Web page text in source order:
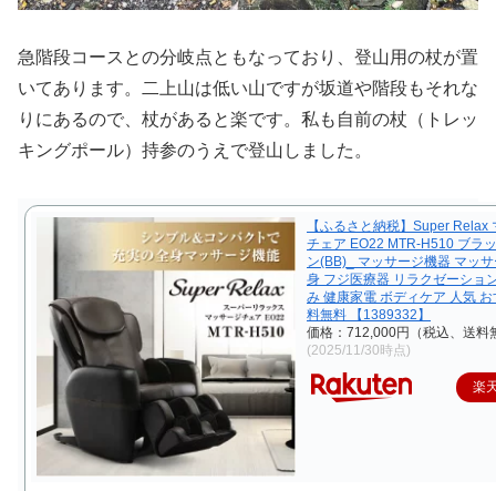
急階段コースとの分岐点ともなっており、登山用の杖が置
いてあります。二上山は低い山ですが坂道や階段もそれな
りにあるので、杖があると楽です。私も自前の杖（トレッ
キングポール）持参のうえで登山しました。
【ふるさと納税】Super Relax
チェア EO22 MTR-H510 ブラ
ン(BB)_ マッサージ機器 マッ
身 フジ医療器 リラクゼーショ
み 健康家電 ボディケア 人気
料無料 【1389332】
価格：712,000円（税込、送料
(2025/11/30時点)
楽